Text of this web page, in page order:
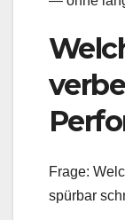
Frage:
spürbar